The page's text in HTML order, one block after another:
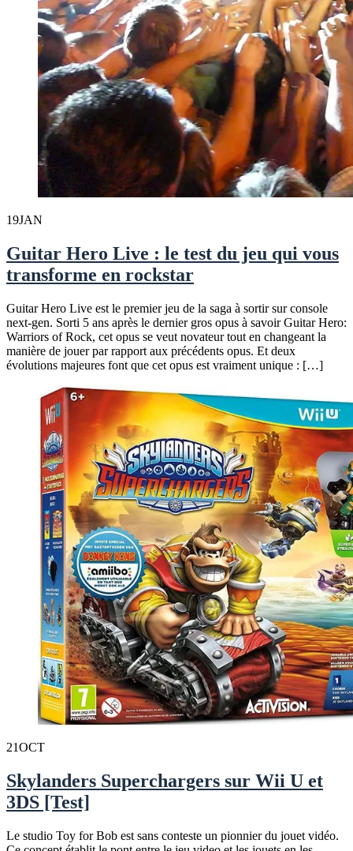
19JAN
Guitar Hero Live : le test du jeu qui vous
transforme en rockstar
Guitar Hero Live est le premier jeu de la saga à sortir sur console
next-gen. Sorti 5 ans après le dernier gros opus à savoir Guitar Hero:
Warriors of Rock, cet opus se veut novateur tout en changeant la
manière de jouer par rapport aux précédents opus. Et deux
évolutions majeures font que cet opus est vraiment unique : […]
21OCT
Skylanders Superchargers sur Wii U et
3DS [Test]
Le studio Toy for Bob est sans conteste un pionnier du jouet vidéo.